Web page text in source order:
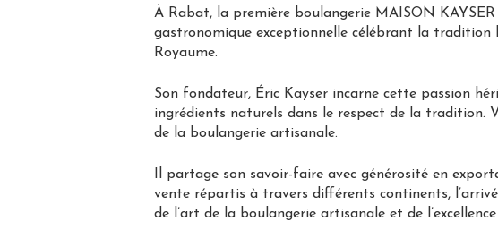
À Rabat, la première boulangerie MAISON
gastronomique exceptionnelle célébrant la
Royaume.
Son fondateur, Éric Kayser incarne cette passion
ingrédients naturels dans le respect de la tradition.
de la boulangerie artisanale.
Il partage son savoir-faire avec générosité en
vente répartis à travers différents continents,
de l’art de la boulangerie artisanale et de